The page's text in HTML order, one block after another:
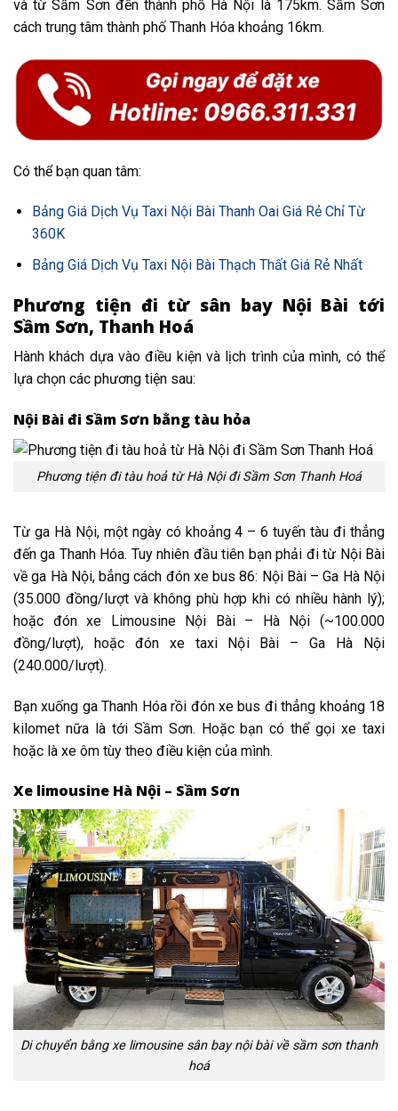
và từ Sầm Sơn đến thành phố Hà Nội là 175km. Sầm Sơn
cách trung tâm thành phố Thanh Hóa khoảng 16km.
Có thể bạn quan tâm:
Bảng Giá Dịch Vụ Taxi Nội Bài Thanh Oai Giá Rẻ Chỉ Từ
360K
Bảng Giá Dịch Vụ Taxi Nội Bài Thạch Thất Giá Rẻ Nhất
Phương tiện đi từ sân bay Nội Bài tới
Sầm Sơn, Thanh Hoá
Hành khách dựa vào điều kiện và lịch trình của mình, có thể
lựa chọn các phương tiện sau:
Nội Bài đi Sầm Sơn bằng tàu hỏa
Phương tiện đi tàu hoả từ Hà Nội đi Sầm Sơn Thanh Hoá
Từ ga Hà Nội, một ngày có khoảng 4 – 6 tuyến tàu đi thẳng
đến ga Thanh Hóa. Tuy nhiên đầu tiên bạn phải đi từ Nội Bài
về ga Hà Nội, bẳng cách đón xe bus 86: Nội Bài – Ga Hà Nội
(35.000 đồng/lượt và không phù hợp khi có nhiều hành lý);
hoặc đón xe Limousine Nội Bài – Hà Nội (~100.000
đồng/lượt), hoặc đón xe taxi Nội Bài – Ga Hà Nội
(240.000/lượt).
Bạn xuống ga Thanh Hóa rồi đón xe bus đi thẳng khoảng 18
kilomet nữa là tới Sầm Sơn. Hoặc bạn có thể gọi xe taxi
hoặc là xe ôm tùy theo điều kiện của mình.
Xe limousine Hà Nội – Sầm Sơn
Di chuyển bằng xe limousine sân bay nội bài về sầm sơn thanh
hoá